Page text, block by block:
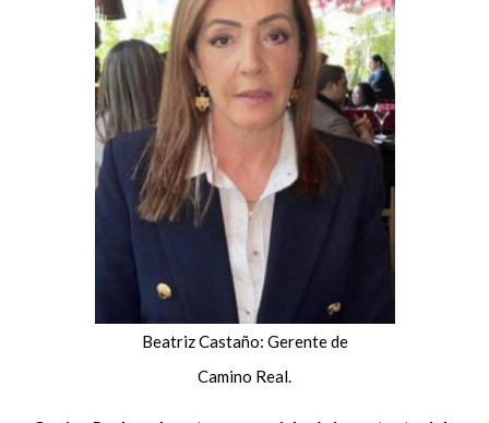
Beatriz Castaño: Gerente de
Camino Real.